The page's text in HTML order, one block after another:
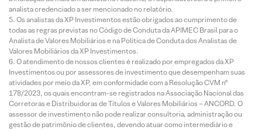
analista credenciado a ser mencionado no relatório.
Os analistas da XP Investimentos estão obrigados ao cumprimento de
todas as regras previstas no Código de Conduta da APIMEC Brasil para o
Analista de Valores Mobiliários e na Política de Conduta dos Analistas de
Valores Mobiliários da XP Investimentos.
O atendimento de nossos clientes é realizado por empregados da XP
Investimentos ou por assessores de investimento que desempenham suas
atividades por meio da XP, em conformidade com a Resolução CVM nº
178/2023, os quais encontram-se registrados na Associação Nacional das
Corretoras e Distribuidoras de Títulos e Valores Mobiliários – ANCORD. O
assessor de investimento não pode realizar consultoria, administração ou
gestão de patrimônio de clientes, devendo atuar como intermediário e